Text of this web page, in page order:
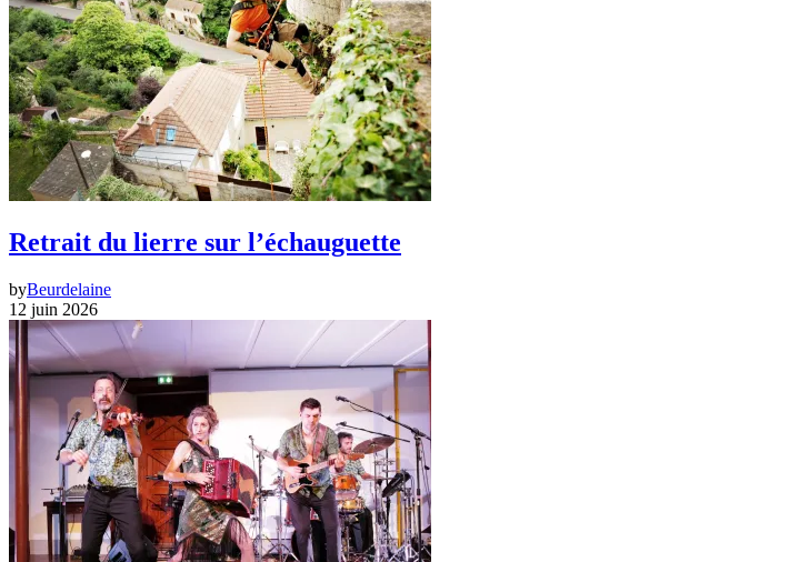
Retrait du lierre sur l’échauguette
byBeurdelaine
12 juin 2026